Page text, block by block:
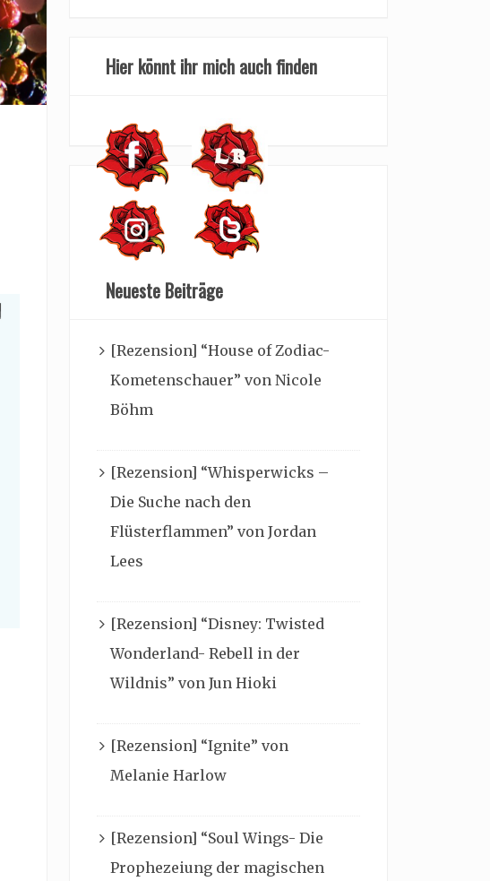
Hier könnt ihr mich auch finden
Neueste Beiträge
[Rezension] “House of Zodiac-
Kometenschauer” von Nicole
Böhm
[Rezension] “Whisperwicks –
Die Suche nach den
Flüsterflammen” von Jordan
Lees
[Rezension] “Disney: Twisted
Wonderland- Rebell in der
Wildnis” von Jun Hioki
[Rezension] “Ignite” von
Melanie Harlow
[Rezension] “Soul Wings- Die
Prophezeiung der magischen